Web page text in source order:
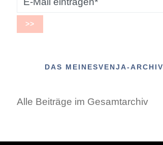
DAS MEINESVENJA-ARCHIV
Alle Beiträge im Gesamtarchiv